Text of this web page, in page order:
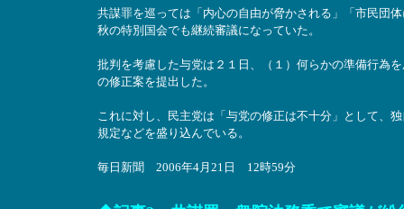
共謀罪を巡っては「内心の自由が脅かされる」「市民団
秋の特別国会でも継続審議になっていた。
批判を考慮した与党は２１日、（１）何らかの準備行為
の修正案を提出した。
これに対し、民主党は「与党の修正は不十分」として、
規定などを盛り込んでいる。
毎日新聞 2006年4月21日 12時59分